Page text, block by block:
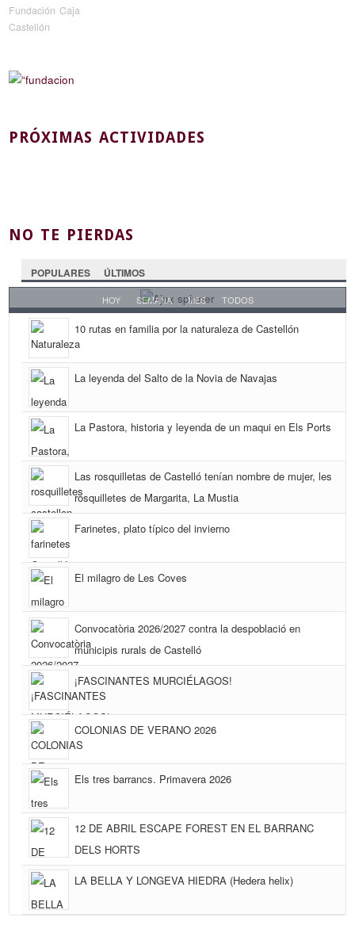
Fundación Caja
Castellón
PRÓXIMAS ACTIVIDADES
NO TE PIERDAS
POPULARES ÚLTIMOS
HOY SEMANA MES TODOS
10 rutas en familia por la naturaleza de Castellón
La leyenda del Salto de la Novia de Navajas
La Pastora, historia y leyenda de un maqui en Els Ports
Las rosquilletas de Castelló tenían nombre de mujer, les
rosquilletes de Margarita, La Mustia
Farinetes, plato típico del invierno
El milagro de Les Coves
Convocatòria 2026/2027 contra la despoblació en
municipis rurals de Castelló
¡FASCINANTES MURCIÉLAGOS!
COLONIAS DE VERANO 2026
Els tres barrancs. Primavera 2026
12 DE ABRIL ESCAPE FOREST EN EL BARRANC
DELS HORTS
LA BELLA Y LONGEVA HIEDRA (Hedera helix)